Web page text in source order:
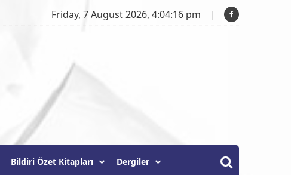
Friday, 7 August 2026, 4:04:17 pm
Bildiri Özet Kitapları Dergiler